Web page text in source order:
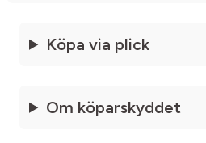
Köpa via plick
Om köparskyddet